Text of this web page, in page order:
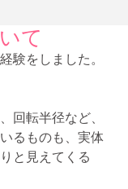
て
験をしました。
回転半径など、
るものも、実体
と見えてくる